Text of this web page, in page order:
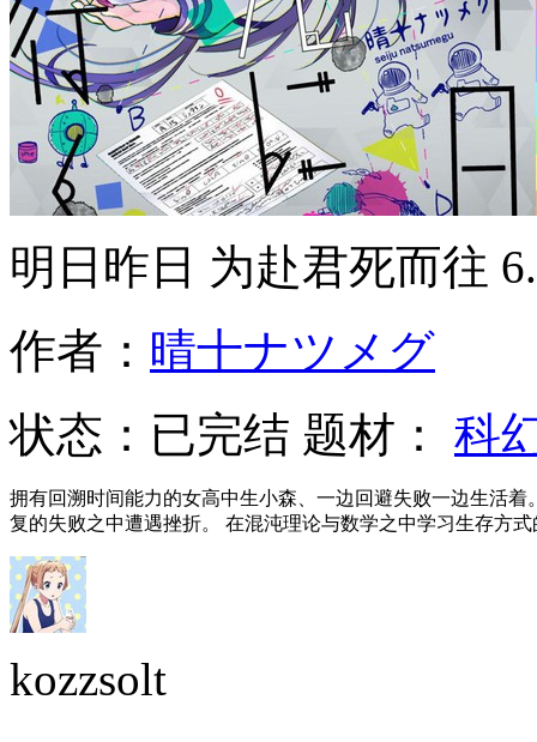
明日昨日 为赴君死而往
作者： 晴十ナツメグ
状态： 已完结 题材： 科
拥有回溯时间能力的女高中生小森、一边回避失败一边生活
复的失败之中遭遇挫折。 在混沌理论与数学之中学习生存方
kozzsolt